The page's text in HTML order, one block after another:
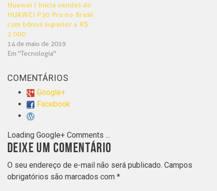
Huawei | Inicia vendas do
HUAWEI P30 Pro no Brasil
com bônus superior a R$
2.000
14 de maio de 2019
Em "Tecnologia"
COMENTÁRIOS
Google+
Facebook
Loading Google+ Comments ...
DEIXE UM COMENTÁRIO
O seu endereço de e-mail não será publicado. Campos
obrigatórios são marcados com *